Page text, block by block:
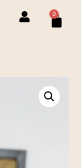
0